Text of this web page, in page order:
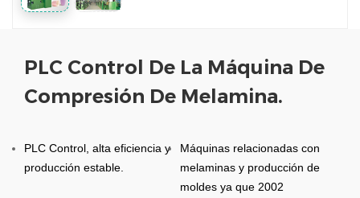
PLC Control De La Máquina De
Compresión De Melamina.
PLC Control, alta eficiencia y
producción estable.
Máquinas relacionadas con
melaminas y producción de
moldes ya que 2002